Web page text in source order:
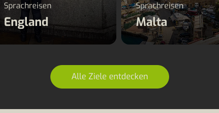
Sprachreisen
England
Sprachreisen
Malta
Alle Ziele entdecken